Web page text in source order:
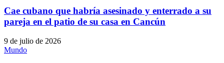
Cae cubano que habría asesinado y enterrado a su
pareja en el patio de su casa en Cancún
9 de julio de 2026
Mundo